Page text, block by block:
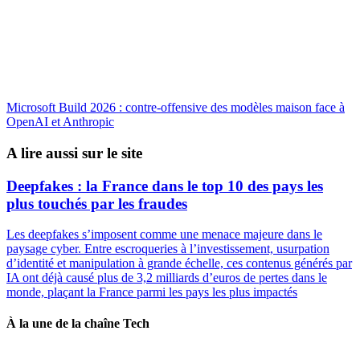
Microsoft Build 2026 : contre-offensive des modèles maison face à
OpenAI et Anthropic
A lire aussi sur le site
Deepfakes : la France dans le top 10 des pays les
plus touchés par les fraudes
Les deepfakes s’imposent comme une menace majeure dans le
paysage cyber. Entre escroqueries à l’investissement, usurpation
d’identité et manipulation à grande échelle, ces contenus générés par
IA ont déjà causé plus de 3,2 milliards d’euros de pertes dans le
monde, plaçant la France parmi les pays les plus impactés
À la une de la chaîne Tech